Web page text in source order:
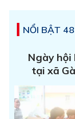
NỔI BẬT
Ngày hội
tại xã